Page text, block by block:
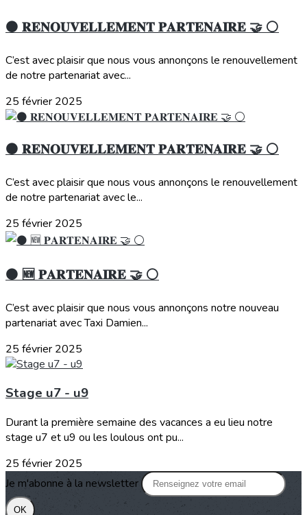
⚫️ 𝐑𝐄𝐍𝐎𝐔𝐕𝐄𝐋𝐋𝐄𝐌𝐄𝐍𝐓 𝐏𝐀𝐑𝐓𝐄𝐍𝐀𝐈𝐑𝐄 🤝 ⚪️
C’est avec plaisir que nous vous annonçons le renouvellement
de notre partenariat avec...
25 février 2025
⚫️ 𝐑𝐄𝐍𝐎𝐔𝐕𝐄𝐋𝐋𝐄𝐌𝐄𝐍𝐓 𝐏𝐀𝐑𝐓𝐄𝐍𝐀𝐈𝐑𝐄 🤝 ⚪️
C’est avec plaisir que nous vous annonçons le renouvellement
de notre partenariat avec le...
25 février 2025
⚫️ 🆕 𝐏𝐀𝐑𝐓𝐄𝐍𝐀𝐈𝐑𝐄 🤝 ⚪️
C’est avec plaisir que nous vous annonçons notre nouveau
partenariat avec Taxi Damien...
25 février 2025
Stage u7 - u9
Durant la première semaine des vacances a eu lieu notre
stage u7 et u9 ou les loulous ont pu...
25 février 2025
Je m'abonne à la newsletter
OK